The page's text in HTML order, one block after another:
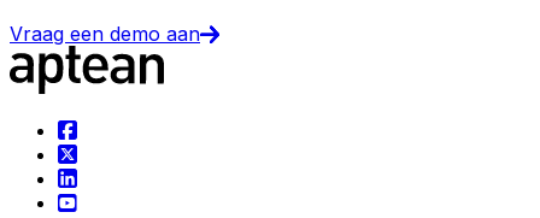
Vraag een demo aan